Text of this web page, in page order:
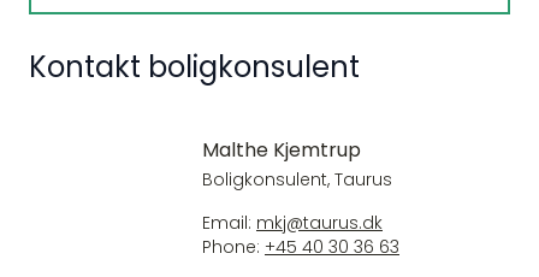
Kontakt boligkonsulent
Malthe Kjemtrup
Boligkonsulent, Taurus
Email: mkj@taurus.dk
Phone: +45 40 30 36 63